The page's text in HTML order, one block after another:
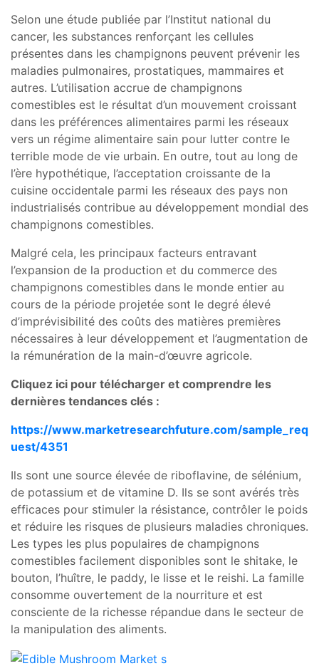
Selon une étude publiée par l’Institut national du
cancer, les substances renforçant les cellules
présentes dans les champignons peuvent prévenir les
maladies pulmonaires, prostatiques, mammaires et
autres. L’utilisation accrue de champignons
comestibles est le résultat d’un mouvement croissant
dans les préférences alimentaires parmi les réseaux
vers un régime alimentaire sain pour lutter contre le
terrible mode de vie urbain. En outre, tout au long de
l’ère hypothétique, l’acceptation croissante de la
cuisine occidentale parmi les réseaux des pays non
industrialisés contribue au développement mondial des
champignons comestibles.
Malgré cela, les principaux facteurs entravant
l’expansion de la production et du commerce des
champignons comestibles dans le monde entier au
cours de la période projetée sont le degré élevé
d’imprévisibilité des coûts des matières premières
nécessaires à leur développement et l’augmentation de
la rémunération de la main-d’œuvre agricole.
Cliquez ici pour télécharger et comprendre les
dernières tendances clés :
https://www.marketresearchfuture.com/sample_req
uest/4351
Ils sont une source élevée de riboflavine, de sélénium,
de potassium et de vitamine D. Ils se sont avérés très
efficaces pour stimuler la résistance, contrôler le poids
et réduire les risques de plusieurs maladies chroniques.
Les types les plus populaires de champignons
comestibles facilement disponibles sont le shitake, le
bouton, l’huître, le paddy, le lisse et le reishi. La famille
consomme ouvertement de la nourriture et est
consciente de la richesse répandue dans le secteur de
la manipulation des aliments.